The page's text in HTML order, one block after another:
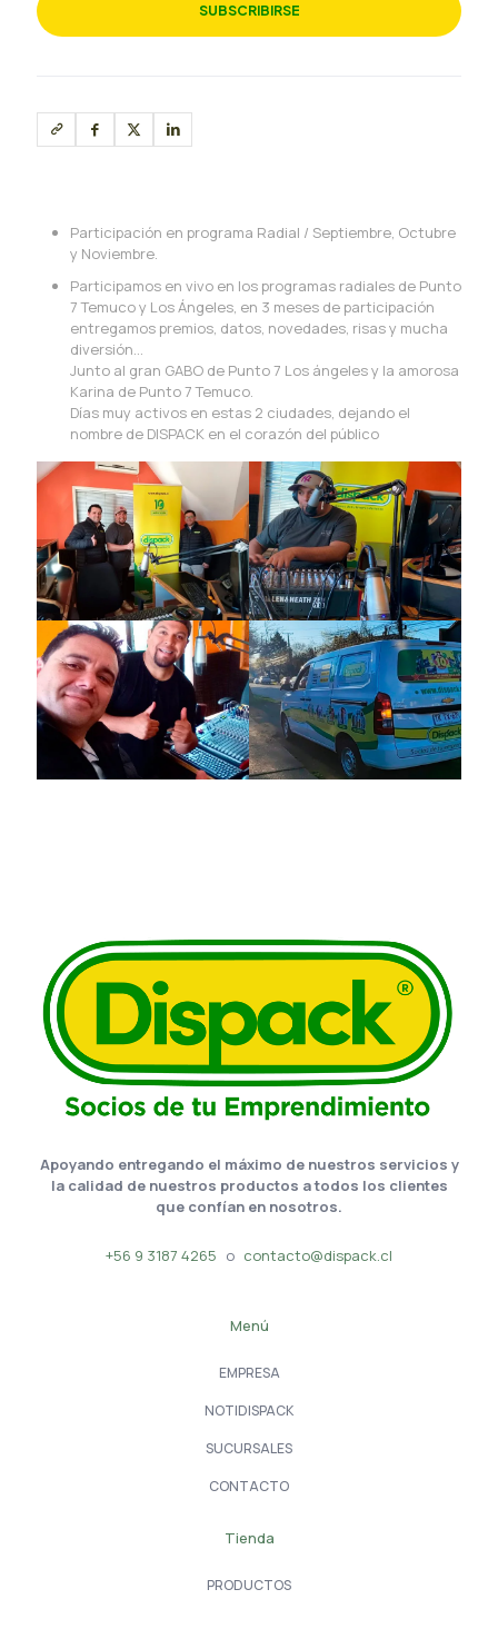
Participación en programa Radial / Septiembre, Octubre
y Noviembre.
Participamos en vivo en los programas radiales de Punto
7 Temuco y Los Ángeles, en 3 meses de participación
entregamos premios, datos, novedades, risas y mucha
diversión…
Junto al gran GABO de Punto 7 Los ángeles y la amorosa
Karina de Punto 7 Temuco.
Días muy activos en estas 2 ciudades, dejando el
nombre de DISPACK en el corazón del público
Apoyando entregando el máximo de nuestros servicios y
la calidad de nuestros productos a todos los clientes
que confían en nosotros.
+56 9 3187 4265 o contacto@dispack.cl
Menú
EMPRESA
NOTIDISPACK
SUCURSALES
CONTACTO
Tienda
PRODUCTOS